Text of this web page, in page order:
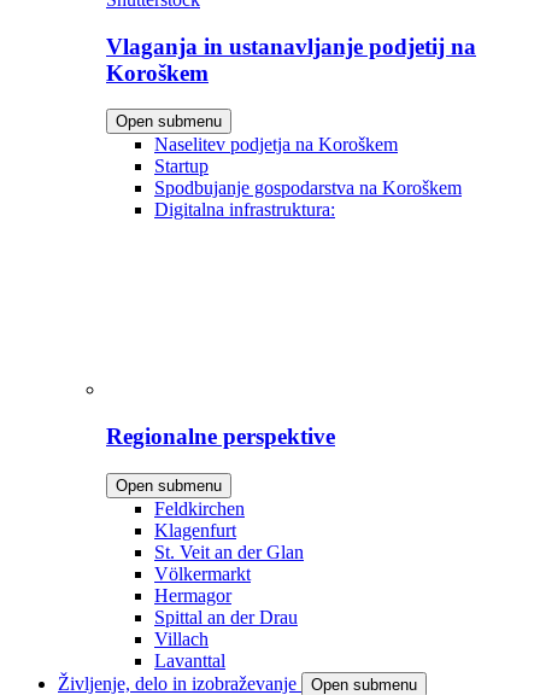
Vlaganja in ustanavljanje podjetij na
Koroškem
Open submenu
Naselitev podjetja na Koroškem
Startup
Spodbujanje gospodarstva na Koroškem
Digitalna infrastruktura:
Regionalne perspektive
Open submenu
Feldkirchen
Klagenfurt
St. Veit an der Glan
Völkermarkt
Hermagor
Spittal an der Drau
Villach
Lavanttal
Življenje, delo in izobraževanje
Open submenu